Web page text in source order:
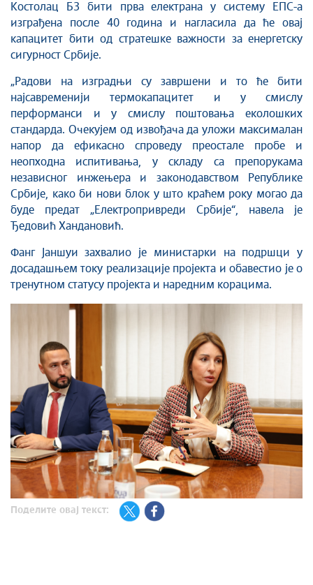
Костолац Б3 бити прва електрана у систему ЕПС-а
изграђена после 40 година и нагласила да ће овај
капацитет бити од стратешке важности за енергетску
сигурност Србије.
„Радови на изградњи су завршени и то ће бити
најсавременији термокапацитет и у смислу
перформанси и у смислу поштовања еколошких
стандарда. Очекујем од извођача да уложи максималан
напор да ефикасно спроведу преостале пробе и
неопходна испитивања, у складу са препорукама
независног инжењера и законодавством Републике
Србије, како би нови блок у што краћем року могао да
буде предат „Електропривреди Србије“, навела је
Ђедовић Хандановић.
Фанг Јаншуи захвалио је министарки на подршци у
досадашњем току реализације пројекта и обавестио је о
тренутном статусу пројекта и наредним корацима.
Поделите овај текст: